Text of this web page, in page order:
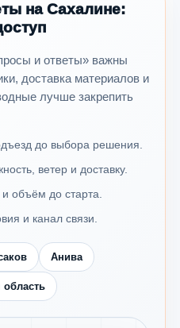
на Сахалине:
и ответы» важны
доставка материалов и
лучше закрепить
до выбора решения.
ветер и доставку.
объём до старта.
и канал связи.
Анива
область